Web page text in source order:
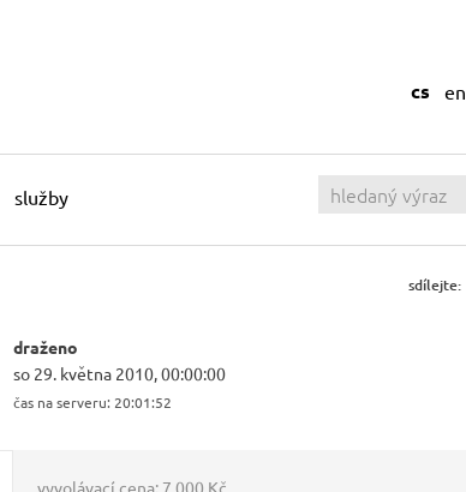
služby
cs en
sdílejte:
draženo
so 29. května 2010, 00:00:00
čas na serveru: 20:01:53
vyvolávací cena: 7 000 Kč